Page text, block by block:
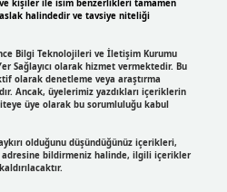
kişiler ile isim benzerlikleri tamamen
halindedir ve tavsiye niteliği
Bilgi Teknolojileri ve İletişim Kurumu
Sağlayıcı olarak hizmet vermektedir. Bu
olarak denetleme veya araştırma
Ancak, üyelerimiz yazdıkları içeriklerin
üye olarak bu sorumluluğu kabul
olduğunu düşündüğünüz içerikleri,
bildirmeniz halinde, ilgili içerikler